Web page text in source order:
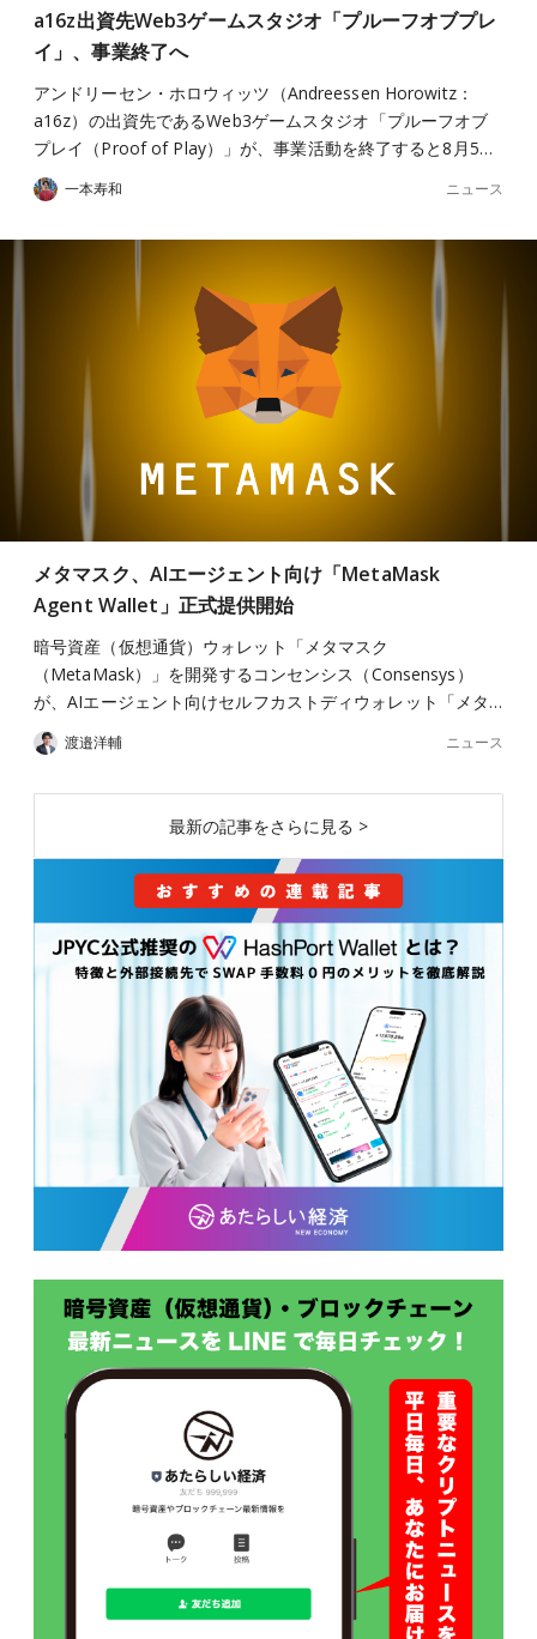
a16z出資先Web3ゲームスタジオ「プルーフオブプレ
イ」、事業終了へ
アンドリーセン・ホロウィッツ（Andreessen Horowitz：
a16z）の出資先であるWeb3ゲームスタジオ「プルーフオブ
プレイ（Proof of Play）」が、事業活動を終了すると8月5…
一本寿和 ニュース
メタマスク、AIエージェント向け「MetaMask
Agent Wallet」正式提供開始
暗号資産（仮想通貨）ウォレット「メタマスク
（MetaMask）」を開発するコンセンシス（Consensys）
が、AIエージェント向けセルフカストディウォレット「メタ…
渡邉洋輔 ニュース
最新の記事をさらに見る >